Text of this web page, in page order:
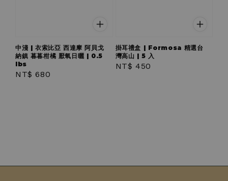
中淺 | 衣索比亞 西達摩 阿貝戈
納鎮 暮暮柑橘 厭氧日曬 | 0.5
lbs
Regular
NT$ 680
掛耳禮盒 | Formosa 精選台
灣高山 | 5 入
Regular
NT$ 450